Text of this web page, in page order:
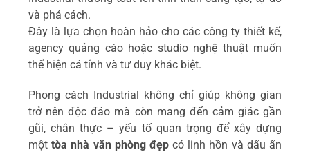
và phá cách.
Đây là lựa chọn hoàn hảo cho các công ty thiết kế,
agency quảng cáo hoặc studio nghệ thuật muốn
thể hiện cá tính và tư duy khác biệt.
Phong cách Industrial không chỉ giúp không gian
trở nên độc đáo mà còn mang đến cảm giác gần
gũi, chân thực – yếu tố quan trọng để xây dựng
mộttòa nhà văn phòng đẹpcó linh hồn và dấu ấn